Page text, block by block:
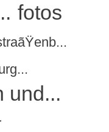
fotos
und...